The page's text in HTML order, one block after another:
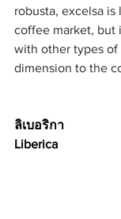
robusta, excelsa
coffee market, but
with other types of
dimension to the
ลิเบอริกา
Liberica